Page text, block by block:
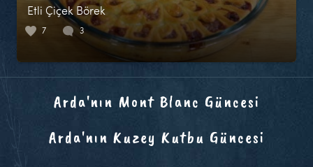
Etli Çiçek Börek
7 3
Arda'nın Mont Blanc Güncesi
Arda'nın Kuzey Kutbu Güncesi